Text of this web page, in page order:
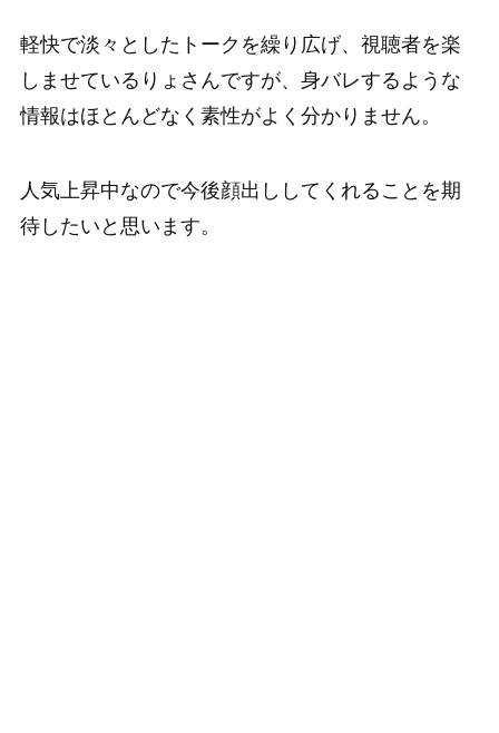
軽快で淡々としたトークを繰り広げ、視聴者を楽
しませているりょさんですが、身バレするような
情報はほとんどなく素性がよく分かりません。
人気上昇中なので今後顔出ししてくれることを期
待したいと思います。